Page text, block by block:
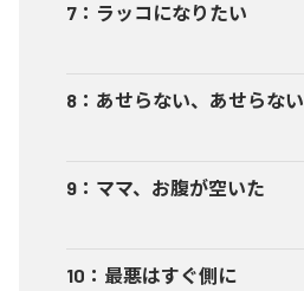
7 ： ラッコになりたい
8 ： あせらない、あせらない
9 ： ママ、お腹が空いた
10 ： 最悪はすぐ側に